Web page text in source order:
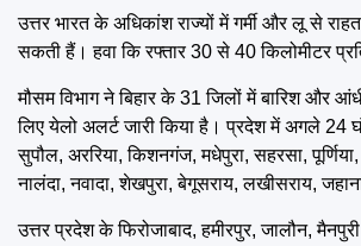
उत्तर भारत के अधिकांश राज्यों में गर्मी और लू से
सकती हैं। हवा कि रफ्तार 30 से 40 किलोमीटर
मौसम विभाग ने बिहार के 31 जिलों में बारिश और
लिए येलो अलर्ट जारी किया है। प्रदेश में अगले 24
सुपौल, अररिया, किशनगंज, मधेपुरा, सहरसा,
नालंदा, नवादा, शेखपुरा, बेगूसराय, लखीसराय,
उत्तर प्रदेश के फिरोजाबाद, हमीरपुर, जालौन,